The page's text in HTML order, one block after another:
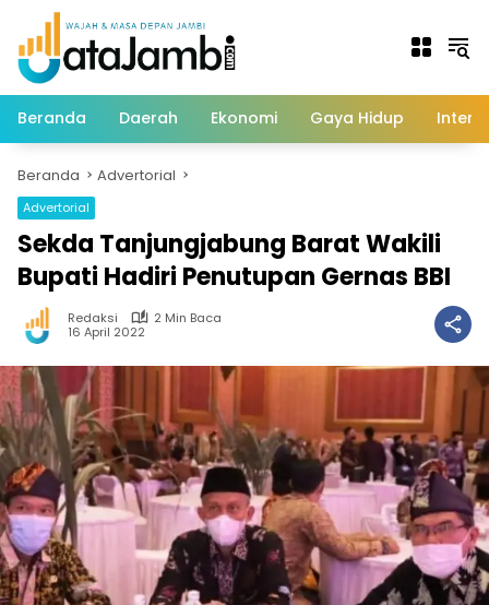
Langsung
konten
Beranda Daerah Ekonomi Gaya Hidup
Beranda Advertorial
Advertorial
Sekda Tanjungjabung Barat Wakili
Bupati Hadiri Penutupan Gernas BBI
Redaksi
2 Min Baca
16 April 2022